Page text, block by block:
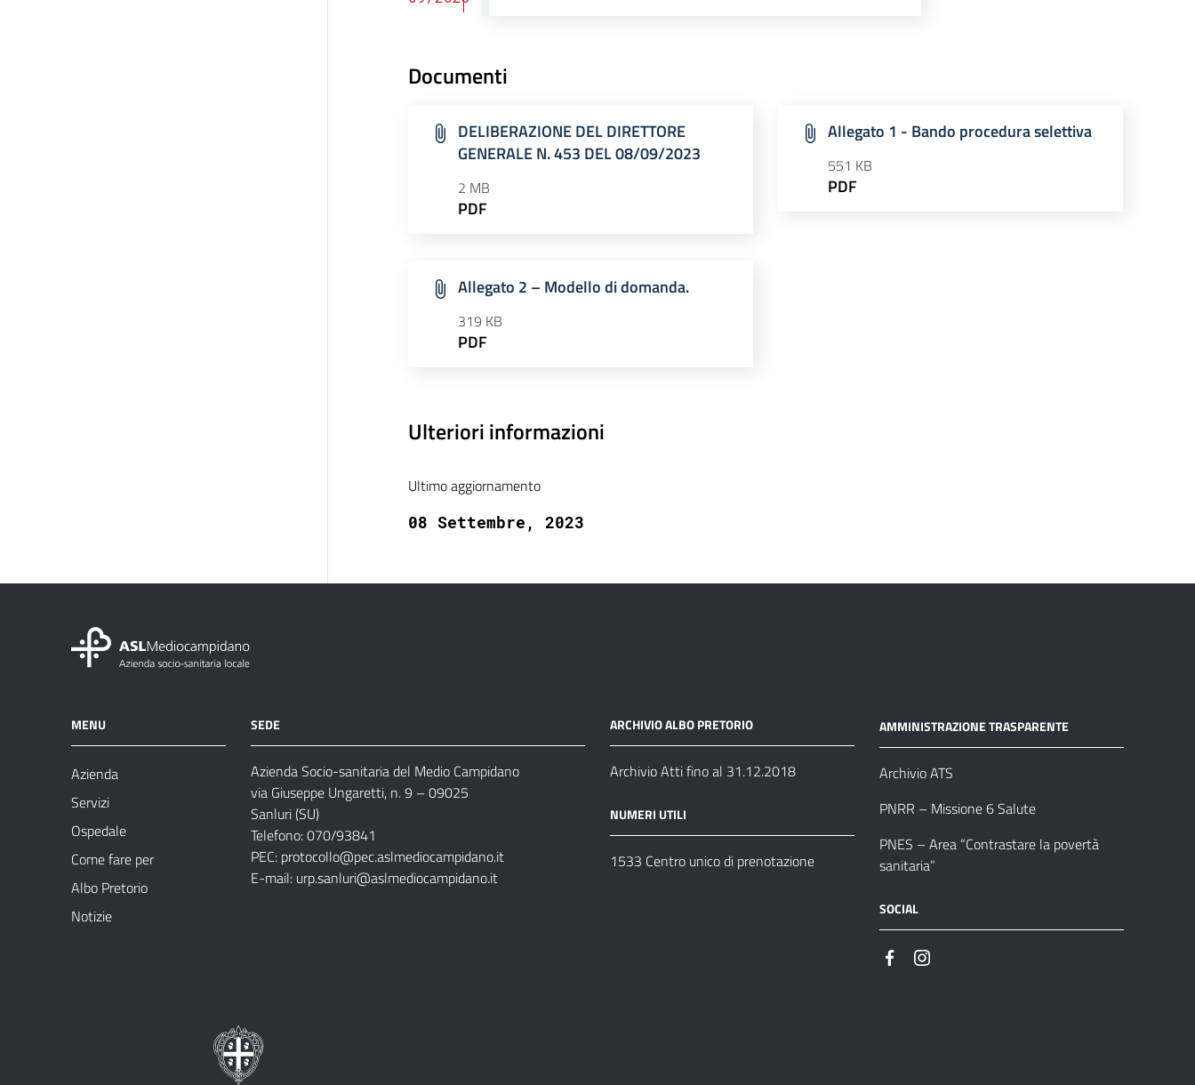
Documenti
DELIBERAZIONE DEL DIRETTORE
GENERALE N. 453 DEL 08/09/2023
2 MB
PDF
Allegato 1 - Bando procedura selettiva
551 KB
PDF
Allegato 2 – Modello di domanda.
319 KB
PDF
Ulteriori informazioni
Ultimo aggiornamento
08 Settembre, 2023
MENU
Azienda
Servizi
Ospedale
Come fare per
Albo Pretorio
Notizie
SEDE
Azienda Socio-sanitaria del Medio Campidano
via Giuseppe Ungaretti, n. 9 – 09025
Sanluri (SU)
Telefono: 070/93841
PEC: protocollo@pec.aslmediocampidano.it
E-mail: urp.sanluri@aslmediocampidano.it
ARCHIVIO ALBO PRETORIO
Archivio Atti fino al 31.12.2018
NUMERI UTILI
1533 Centro unico di prenotazione
AMMINISTRAZIONE TRASPARENTE
Archivio ATS
PNRR – Missione 6 Salute
PNES – Area “Contrastare la povertà
sanitaria”
SOCIAL